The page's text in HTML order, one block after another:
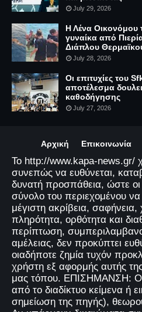
July 29, 2026
Η Λένα Οικονόμου
γυναίκα από
Διάπλου
July 28, 2026
Οι επιτυχίες του
αποτέλεσμα
καθοδήγησης
July 27, 2026
Αρχική Επικοινωνία
Το http://www.kapa-news.gr/
συνεπώς να ευθύνεται,
δυνατή προσπάθεια, ώστε οι
σύνολο του περιεχομένου
μέγιστη ακρίβεια, σαφήνεια,
πληρότητα, ορθότητα και
περίπτωση,
αμέλειας, δεν προκύπτει
οιαδήποτε ζημία τυχόν
χρήστη εξ αφορμής αυτής
μας τόπου. ΕΠΙΣΗΜΑΝΣΗ:
από το διαδίκτυο κείμενα ή
σημείωση της πηγής),